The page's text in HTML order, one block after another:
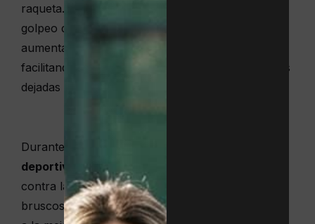
raqueta. Este grid optimizado permite que el
golpeo de la pelota sea más preciso y seguro y
aumenta también la movilidad de la muñeca,
facilitando así las acciones más técnicas, como las
dejadas o los golpes con efecto.
Durante la recepción de la bola, las
deportivas
contra la raqueta, previniendo movimientos
bruscos que puedan derivar en una lesión gracias